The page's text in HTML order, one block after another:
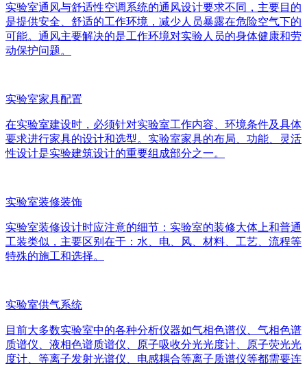
实验室通风与舒适性空调系统的通风设计要求不同，主要目的
是提供安全、舒适的工作环境，减少人员暴露在危险空气下的
可能。通风主要解决的是工作环境对实验人员的身体健康和劳
动保护问题。
实验室家具配置
在实验室建设时，必须针对实验室工作内容、环境条件及具体
要求进行家具的设计和选型。实验室家具的布局、功能、灵活
性设计是实验建筑设计的重要组成部分之一。
实验室装修装饰
实验室装修设计时应注意的细节：实验室的装修大体上和普通
工装类似，主要区别在于：水、电、风、材料、工艺、流程等
特殊的施工和选择。
实验室供气系统
目前大多数实验室中的各种分析仪器如气相色谱仪、气相色谱
质谱仪、液相色谱质谱仪、原子吸收分光光度计、原子荧光光
度计、等离子发射光谱仪、电感耦合等离子质谱仪等都需要连